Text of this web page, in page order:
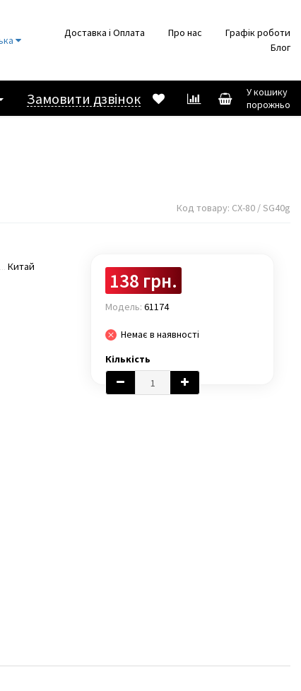
Доставка і Оплата Про нас
Графік роботи
Блог
Замовити дзвінок
У кошику
порожньо
Код товару: CX-80 / SG40g
Китай
138 грн.
Модель: 61174
Немає в наявності
Кількість